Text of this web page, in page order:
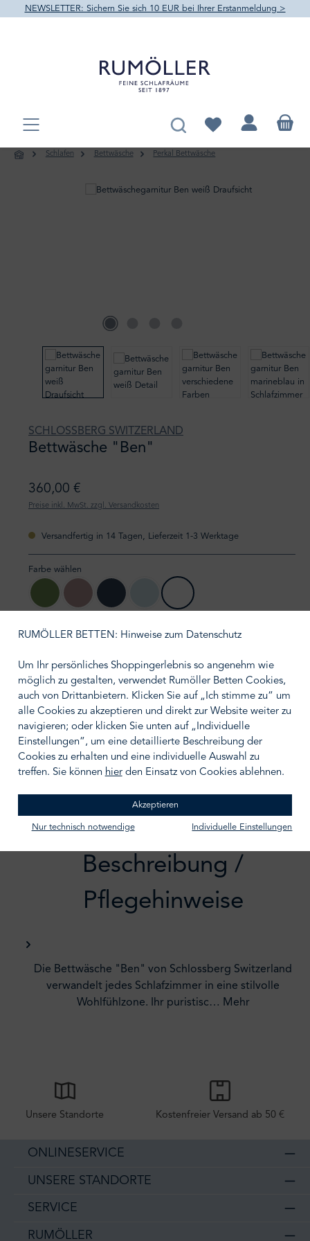
springen
NEWSLETTER: Sichern Sie sich 10 EUR bei Ihrer Erstanmeldung >
Du hast 0 Produkte
Schlafen Bettwäsche Perkal Bettwäsche
SCHLOSSBERG SWITZERLAND
Bettwäsche "Ben"
360,00 €
Preise inkl. MwSt. zzgl. Versandkosten
Versandfertig in 14 Tagen, Lieferzeit 1-3 Werktage
Farbe wählen
leaf mauve white
Größe wählenauswählen
IN DEN WARENKORB
Zum Merkzettel hinzufügen
Beschreibung /
Pflegehinweise
Die Bettwäsche "Ben" von Schlossberg Switzerland
verwandelt jedes Schlafzimmer in eine stilvolle
Wohlfühlzone. Ihr puristisc… Mehr
Unsere Standorte Kostenfreier Versand ab 50 €
ONLINESERVICE
UNSERE STANDORTE
SERVICE
RUMÖLLER
RUMÖLLER BETTEN: Hinweise zum Datenschutz
Um Ihr persönliches Shoppingerlebnis so angenehm wie
möglich zu gestalten, verwendet Rumöller Betten Cookies,
auch von Drittanbietern. Klicken Sie auf „Ich stimme zu“ um
alle Cookies zu akzeptieren und direkt zur Website weiter zu
navigieren; oder klicken Sie unten auf „Individuelle
Einstellungen“, um eine detaillierte Beschreibung der
Cookies zu erhalten und eine individuelle Auswahl zu
treffen. Sie können hierden Einsatz von Cookies ablehnen.
Akzeptieren
Nur technisch notwendige Individuelle Einstellungen